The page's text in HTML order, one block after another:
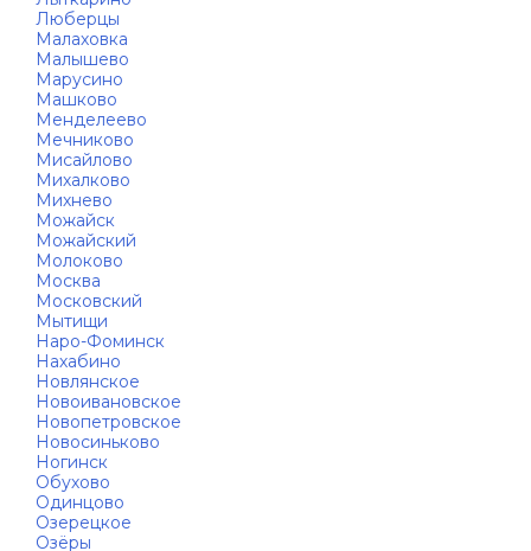
Люберцы
Малаховка
Малышево
Марусино
Машково
Менделеево
Мечниково
Мисайлово
Михалково
Михнево
Можайск
Можайский
Молоково
Москва
Московский
Мытищи
Наро-Фоминск
Нахабино
Новлянское
Новоивановское
Новопетровское
Новосиньково
Ногинск
Обухово
Одинцово
Озерецкое
Озёры